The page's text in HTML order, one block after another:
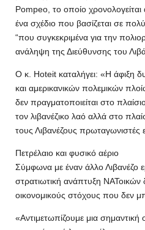
Pompeo, το οποίο
ένα σχέδιο που βασίζεται σε
“που συγκεκριμένα για την
ανάληψη της Διεύθυνσης του
Ο κ. Hoteit καταλήγει: «Η άφιξη
και αμερικανικών πολεμικών
δεν πραγματοποιείται στο
τον λιβανέζικο λαό αλλά στο
τους Λιβανέζους
Πετρέλαιο και φυσικό αέριο
Σύμφωνα με έναν άλλο Λιβανέζο
στρατιωτική ανάπτυξη ΝΑΤοικών
οικονομικούς στόχους που δεν
«Αντιμετωπίζουμε μια σημαντική